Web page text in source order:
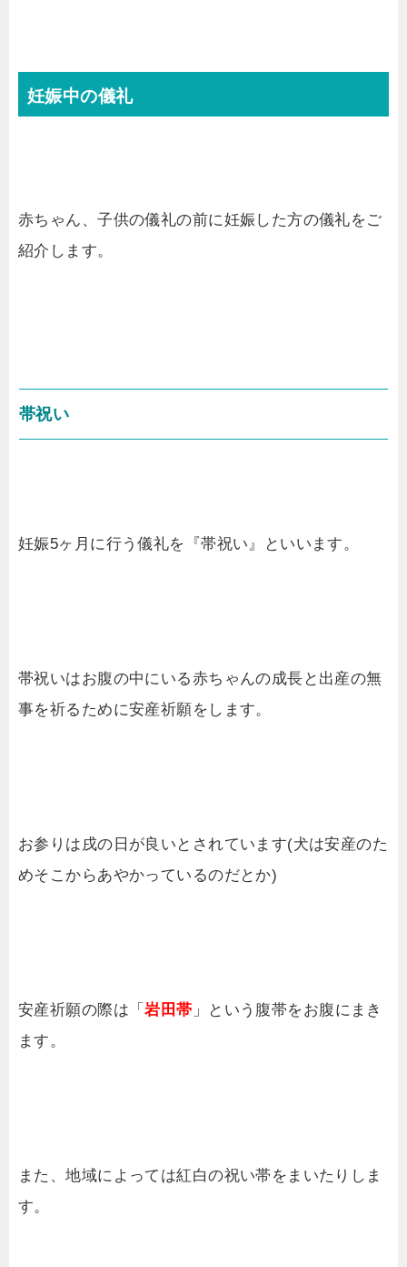
妊娠中の儀礼
赤ちゃん、子供の儀礼の前に妊娠した方の儀礼をご
紹介します。
帯祝い
妊娠5ヶ月に行う儀礼を『帯祝い』といいます。
帯祝いはお腹の中にいる赤ちゃんの成長と出産の無
事を祈るために安産祈願をします。
お参りは戌の日が良いとされています(犬は安産のた
めそこからあやかっているのだとか)
安産祈願の際は「岩田帯 」という腹帯をお腹にまき
ます。
また、地域によっては紅白の祝い帯をまいたりしま
す。